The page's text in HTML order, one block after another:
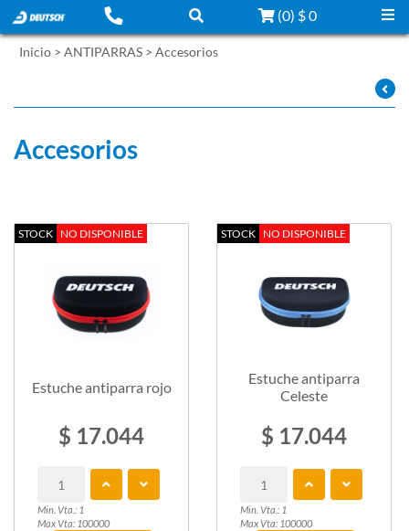
(0) $ 0
Inicio > ANTIPARRAS > Accesorios
Accesorios
STOCK NO DISPONIBLE
Estuche antiparra rojo
$ 17.044
Min. Vta.: 1
Max Vta: 100000
STOCK NO DISPONIBLE
Estuche antiparra
Celeste
$ 17.044
Min. Vta.: 1
Max Vta: 100000